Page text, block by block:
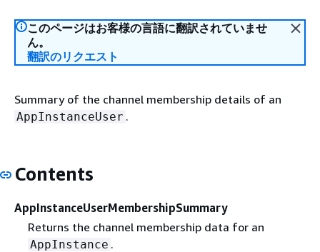
このページはお客様の言語に翻訳されていませ
ん。
翻訳のリクエスト
Summary of the channel membership details of an
AppInstanceUser .
Contents
AppInstanceUserMembershipSummary
Returns the channel membership data for an
AppInstance .